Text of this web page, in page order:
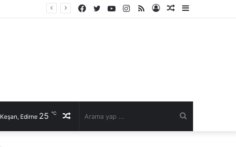
Kenar
Rastgele
Kayıt
RSS
Instagram
YouTube
Twitter
Facebook
Rastgele
Keşan, Edirne 25 ℃